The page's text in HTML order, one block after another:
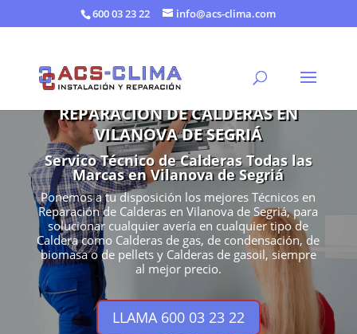
600 03 23 22 info@acs-clima.com
REPARACIÓN DE CALDERAS EN
VILANOVA DE SEGRIÁ
Servico Técnico de Calderas Todas las
Marcas en Vilanova de Segriá
Ponemos a tu disposición los mejores Técnicos en
Reparación de Calderas en Vilanova de Segriá, para
solucionar cualquier avería en cualquier tipo de
Caldera como Calderas de gas, de condensación, de
biomasa o de pellets y Calderas de gasoil, siempre
al mejor precio.
LLAMA 600 03 23 22